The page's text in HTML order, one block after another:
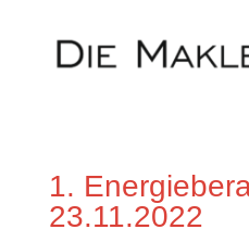
1.
23.11.2022